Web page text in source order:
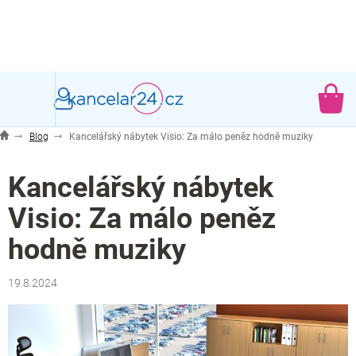
Blog Kancelářský nábytek Visio: Za málo peněz hodně muziky
Kancelářský nábytek
Visio: Za málo peněz
hodně muziky
19.8.2024